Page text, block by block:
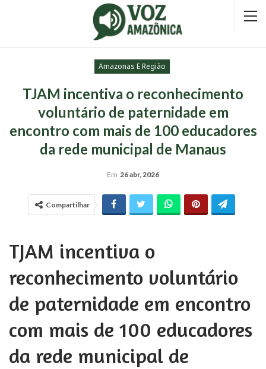
Amazonas E Região
TJAM incentiva o reconhecimento
voluntário de paternidade em
encontro com mais de 100 educadores
da rede municipal de Manaus
Em 26 abr, 2026
Compartilhar
TJAM incentiva o
reconhecimento voluntário
de paternidade em encontro
com mais de 100 educadores
da rede municipal de